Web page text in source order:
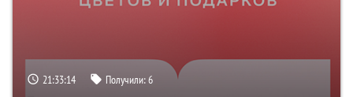
21:33:13 Получили:6